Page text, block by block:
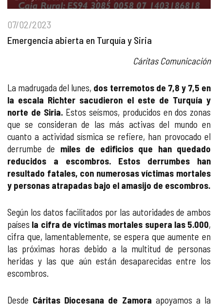
07/02/2023
Emergencia abierta en Turquía y Siria
Cáritas Comunicación
La madrugada del lunes, dos terremotos de 7,8 y 7,5 en
la escala Richter sacudieron el este de Turquía y
norte de Siria. Estos seísmos, producidos en dos zonas
que se consideran de las más activas del mundo en
cuanto a actividad sísmica se refiere, han provocado el
derrumbe de miles de edificios que han quedado
reducidos a escombros. Estos derrumbes han
resultado fatales, con numerosas víctimas mortales
y personas atrapadas bajo el amasijo de escombros.
Según los datos facilitados por las autoridades de ambos
países la cifra de víctimas mortales supera las 5.000,
cifra que, lamentablemente, se espera que aumente en
las próximas horas debido a la multitud de personas
heridas y las que aún están desaparecidas entre los
escombros.
Desde Cáritas Diocesana de Zamora apoyamos a la